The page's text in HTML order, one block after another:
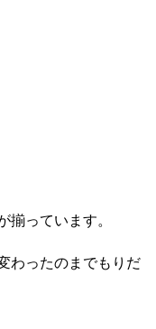
揃っています。
わったのまでもりだ